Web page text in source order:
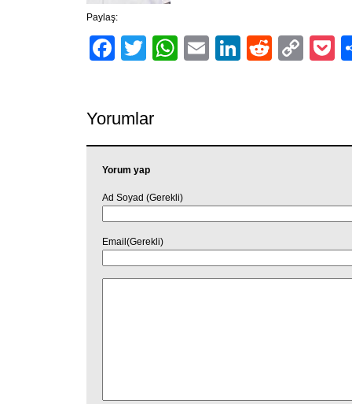
Paylaş:
Facebook
TwitterWhatsApp
EmailLinkedIn
Reddit
Yorumlar
Yorum yap
Ad Soyad (Gerekli)
Email(Gerekli)